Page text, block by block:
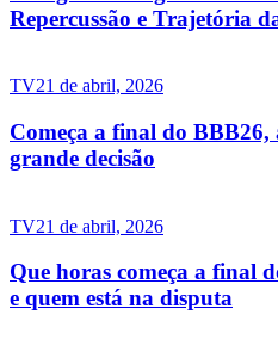
Repercussão e Trajetória
TV21 de abril, 2026
Começa a final do BBB26,
grande decisão
TV21 de abril, 2026
Que horas começa a final
e quem está na disputa